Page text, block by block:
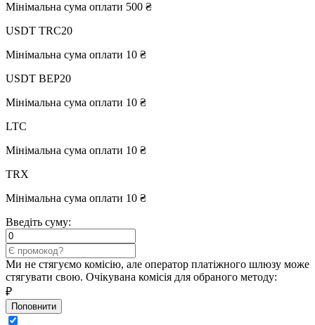
Мінімальна сума оплати 500 ₴
USDT TRC20
Мінімальна сума оплати 10 ₴
USDT BEP20
Мінімальна сума оплати 10 ₴
LTC
Мінімальна сума оплати 10 ₴
TRX
Мінімальна сума оплати 10 ₴
Введіть суму:
Ми не стягуємо комісію, але оператор платіжного шлюзу може
стягувати свою. Очікувана комісія для обраного методу:
₽
Поповнити